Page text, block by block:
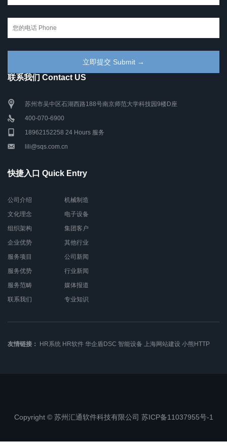
联系我们 Contact US
苏州市吴中区石湖西路188号南京师范大学科技园9楼D座
400-070-6900
18962152258 24 Hours 服务
lili@sqs.com.cn
快捷入口 Quick Entry
公司介绍
文化理念
组织架构
企业优势
服务项目
服务优势
服务范畴
联系我们
机械制造
电子设备
集团客户
其他行业
公司新闻
行业新闻
媒体报道
专业知识
友情链接： HR系统 HR软件 华企盾DSC 智能设备 上海网站建设 小熊HTTP
Copyright © 苏州汇通软件科技有限公司 苏ICP备11037955号-1